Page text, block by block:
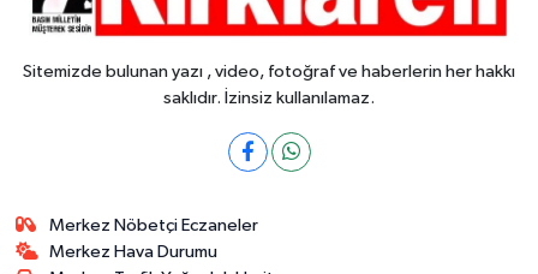
Sitemizde bulunan yazı , video, fotoğraf ve haberlerin her hakkı
saklıdır. İzinsiz kullanılamaz.
Merkez Nöbetçi Eczaneler
Merkez Hava Durumu